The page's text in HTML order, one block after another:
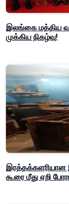
இலங்கை மத்திய
முக்கிய நிகழ்வு!
கூரை மீது ஏறி